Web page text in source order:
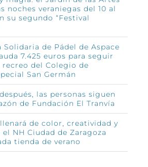
noches veraniegas del 10 al
su segundo “Festival
Solidaria de Pádel de Aspace
7.425 euros para seguir
del Colegio de
San Germán
las personas siguen
de Fundación El Tranvía
de color, creatividad y
el NH Ciudad de Zaragoza
tienda de verano